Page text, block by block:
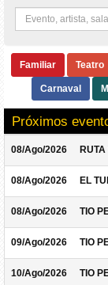
Familiar Teatro
Carnaval
Próximos
08/Ago/2026
08/Ago/2026 EL
08/Ago/2026 TIO
09/Ago/2026 TIO
10/Ago/2026 TIO